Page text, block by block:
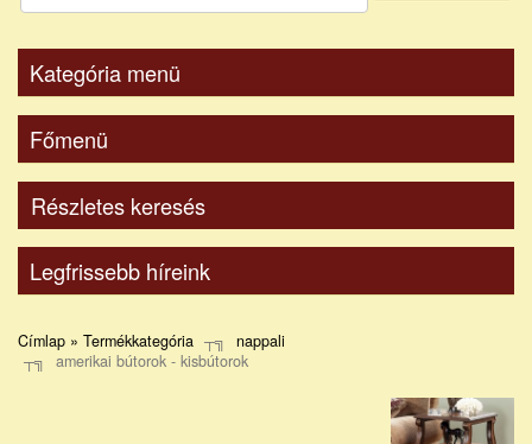
Kategória menü
Főmenü
Részletes keresés
Legfrissebb híreink
Címlap » Termékkategória
nappali
amerikai bútorok - kisbútorok